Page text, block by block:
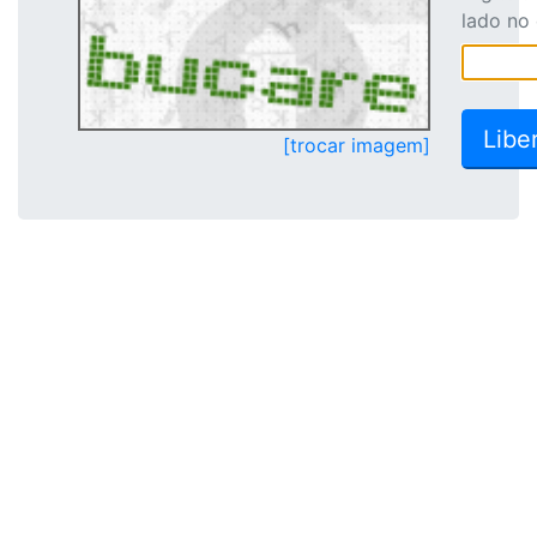
[trocar imagem]
lado no